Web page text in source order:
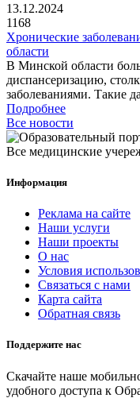
13.12.2024
1168
Хронические
области
В Минской области
диспансеризацию,
заболеваниями. Такие
Подробнее
Все новости
Все медицинские
Информация
Реклама на сайте
Наши услуги
Наши проекты
О нас
Условия
Связаться с нами
Карта сайта
Обратная связь
Поддержите нас
Скачайте наше
удобного доступа к